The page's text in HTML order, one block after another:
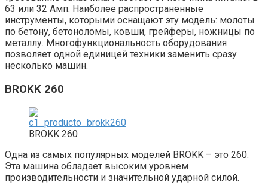
63 или 32 Амп. Наиболее распространенные
инструменты, которыми оснащают эту модель: молоты
по бетону, бетоноломы, ковши, грейферы, ножницы по
металлу. Многофункциональность оборудования
позволяет одной единицей техники заменить сразу
несколько машин.
BROKK 260
BROKK 260
Одна из самых популярных моделей BROKK – это 260.
Эта машина обладает высоким уровнем
производительности и значительной ударной силой.